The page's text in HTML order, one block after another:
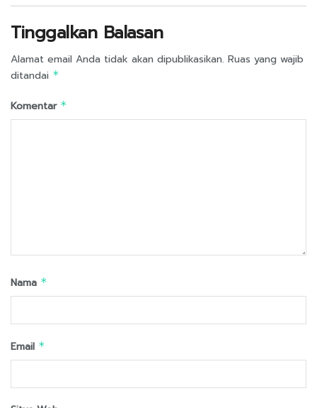
Tinggalkan Balasan
Alamat email Anda tidak akan dipublikasikan. Ruas yang wajib
ditandai *
Komentar *
Nama *
Email *